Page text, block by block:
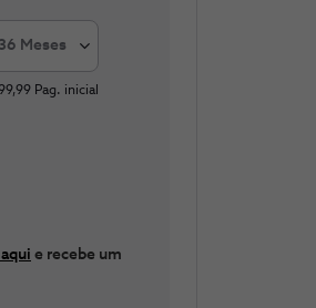
36 Meses
Pag. inicial
e recebe um